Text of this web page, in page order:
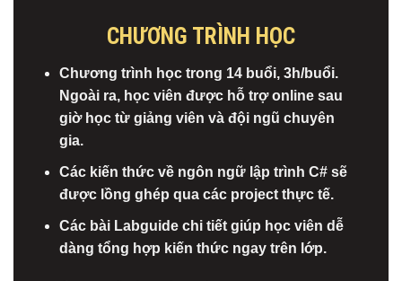
CHƯƠNG TRÌNH HỌC
Chương trình học trong 14 buổi, 3h/buổi.
Ngoài ra, học viên được hỗ trợ online sau
giờ học từ giảng viên và đội ngũ chuyên
gia.
Các kiến thức về ngôn ngữ lập trình C# sẽ
được lồng ghép qua các project thực tế.
Các bài Labguide chi tiết giúp học viên dễ
dàng tổng hợp kiến thức ngay trên lớp.